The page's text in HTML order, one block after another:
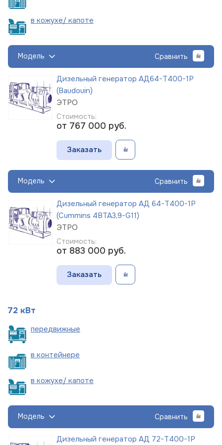
в кожухе/ капоте
Модель Сравнить
Дизельный генератор АД64-Т400-1Р
(Baudouin)
ЭТРО
Стоимость:
от 767 000 руб.
Заказать
Модель Сравнить
Дизельный генератор АД 64-Т400-1Р
(Cummins 4BTA3,9-G11)
ЭТРО
Стоимость:
от 883 000 руб.
Заказать
72 кВт
передвижные
в контейнере
в кожухе/ капоте
Модель Сравнить
Дизельный генератор АД 72-Т400-1Р